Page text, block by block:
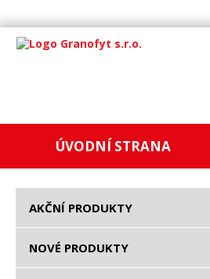
ÚVODNÍ STRANA
AKČNÍ PRODUKTY
NOVÉ PRODUKTY